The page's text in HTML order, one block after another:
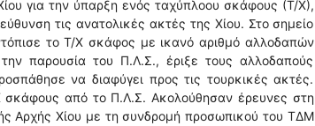
για την ύπαρξη ενός ταχύπλοου σκάφους (Τ/Χ),
τις ανατολικές ακτές της Χίου. Στο σημείο
το Τ/Χ σκάφος με ικανό αριθμό αλλοδαπών
παρουσία του Π.Λ.Σ., έριξε τους αλλοδαπούς
να διαφύγει προς τις τουρκικές ακτές.
σκάφους από το Π.Λ.Σ. Ακολούθησαν έρευνες στη
Αρχής Χίου με τη συνδρομή προσωπικού του ΤΔΜ